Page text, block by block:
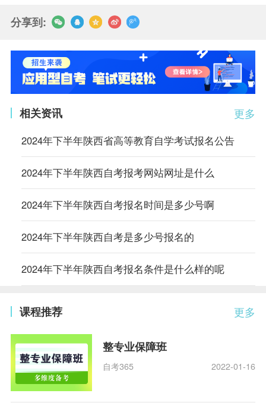
分享到:
更多
相关资讯
2024年下半年陕西省高等教育自学考试报名公告
2024年下半年陕西自考报考网站网址是什么
2024年下半年陕西自考报名时间是多少号啊
2024年下半年陕西自考是多少号报名的
2024年下半年陕西自考报名条件是什么样的呢
更多
课程推荐
整专业保障班
自考365 2022-01-16